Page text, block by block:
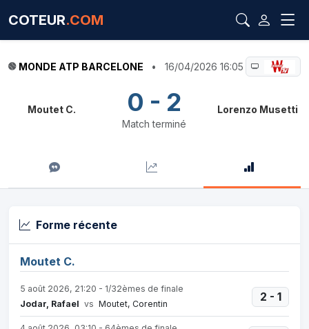
COTEUR.COM
MONDE ATP BARCELONE • 16/04/2026 16:05
Moutet C. 0 - 2
Match terminé
Lorenzo Musetti
Forme récente
Moutet C.
5 août 2026, 21:20 - 1/32èmes de finale
Jodar, Rafael vs Moutet, Corentin
2 - 1